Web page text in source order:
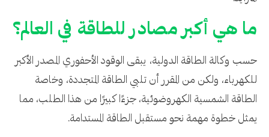
ما هي أكبر مصادر للطاقة في العالم؟
حسب وكالة الطاقة الدولية، يبقى الوقود الأحفوري المصدر الأكبر
للكهرباء، ولكن من المقرر أن تلبي الطاقة المتجددة، وخاصة
الطاقة الشمسية الكهروضوئية، جزءًا كبيرًا من هذا الطلب، مما
يمثل خطوة مهمة نحو مستقبل الطاقة المستدامة.